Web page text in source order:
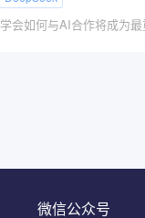
微信公众号